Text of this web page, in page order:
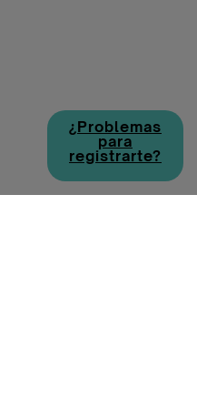
¿Problemas
para
registrarte?